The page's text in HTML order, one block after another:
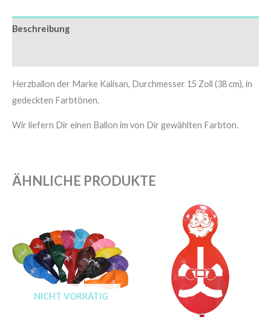
Beschreibung
Herzballon der Marke Kalisan, Durchmesser 15 Zoll (38 cm), in
gedeckten Farbtönen.
Wir liefern Dir einen Ballon im von Dir gewählten Farbton.
ÄHNLICHE PRODUKTE
NICHT VORRÄTIG